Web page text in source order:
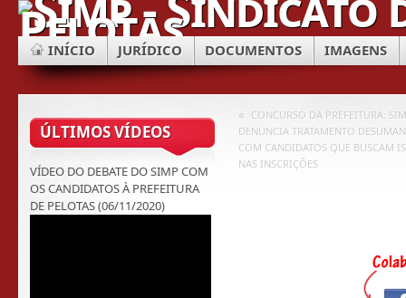
INÍCIO JURÍDICO DOCUMENTOS IMAGENS
« CONCURSO DA PREFEITURA:
DENUNCIA TRATAMENTO
COM CANDIDATOS QUE BUSCAM
NAS INSCRIÇÕES
ÚLTIMOS VÍDEOS
VÍDEO DO DEBATE DO SIMP COM
OS CANDIDATOS À PREFEITURA
DE PELOTAS (06/11/2020)